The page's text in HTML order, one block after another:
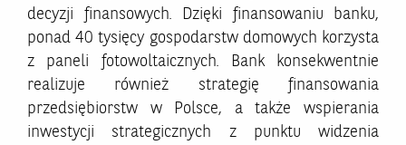
decyzji finansowych. Dzięki finansowaniu banku,
ponad 40 tysięcy gospodarstw domowych korzysta
z paneli fotowoltaicznych. Bank konsekwentnie
realizuje również strategię finansowania
przedsiębiorstw w Polsce, a także wspierania
inwestycji strategicznych z punktu widzenia